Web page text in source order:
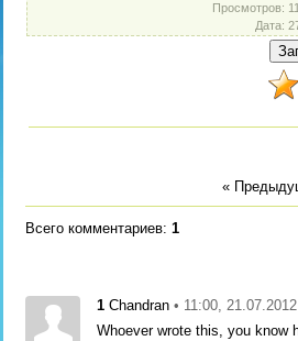
Просмотров:
Дата:
«
Всего комментариев: 1
1 Chandran • 11:00, 21.07.2012
Whoever wrote this, you know